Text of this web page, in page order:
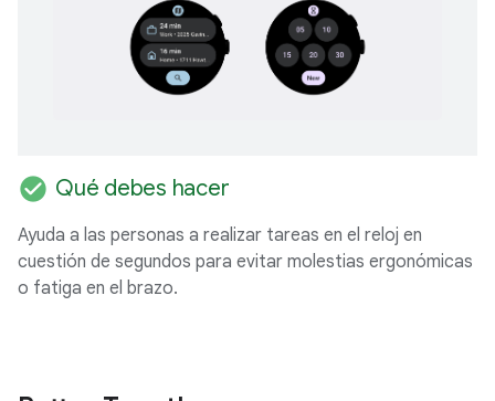
check_circle Qué debes hacer
Ayuda a las personas a realizar tareas en el reloj en
cuestión de segundos para evitar molestias ergonómicas
o fatiga en el brazo.